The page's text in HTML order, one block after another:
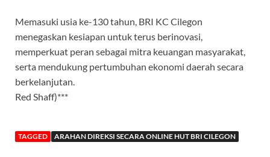
Memasuki usia ke-130 tahun, BRI KC Cilegon
menegaskan kesiapan untuk terus berinovasi,
memperkuat peran sebagai mitra keuangan masyarakat,
serta mendukung pertumbuhan ekonomi daerah secara
berkelanjutan.
Red Shaff)***
TAGGED ARAHAN DIREKSI SECARA ONLINE HUT BRI CILEGON